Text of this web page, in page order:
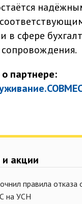
в сфере
сопровождения.
партнере:
акции
правила отказа
на УСН